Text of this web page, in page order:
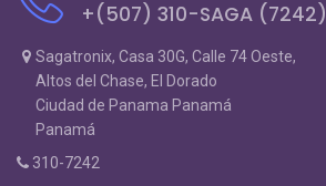
+(507) 310-SAGA (7242)
Sagatronix, Casa 30G, Calle 74 Oeste,
Altos del Chase, El Dorado
Ciudad de Panama Panamá
Panamá
310-7242